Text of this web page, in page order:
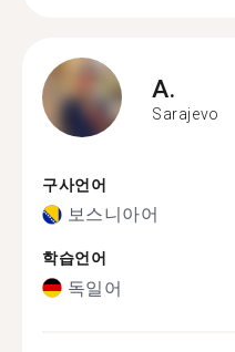
A.
Sarajevo
구사언어
보스니아어
학습언어
독일어